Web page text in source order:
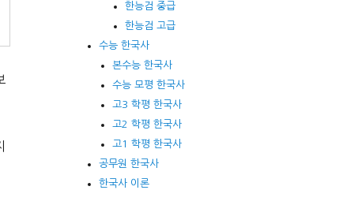
한능검 중급
한능검 고급
수능 한국사
본수능 한국사
수능 모평 한국사
고3 학평 한국사
고2 학평 한국사
고1 학평 한국사
공무원 한국사
한국사 이론